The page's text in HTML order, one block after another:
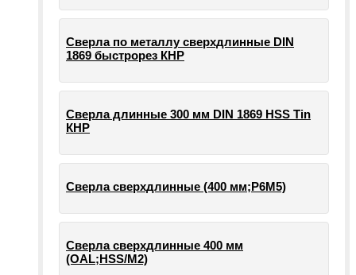
Сверла по металлу сверхдлинные DIN
1869 быстрорез КНР
Сверла длинные 300 мм DIN 1869 HSS Tin
КНР
Сверла сверхдлинные (400 мм;Р6М5)
Сверла сверхдлинные 400 мм
(OAL;HSS/M2)